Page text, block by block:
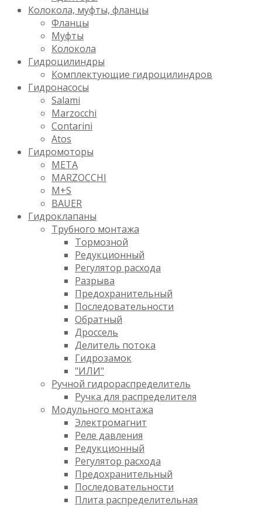
Колокола, муфты, фланцы
Фланцы
Муфты
Колокола
Гидроцилиндры
Комплектующие гидроцилиндров
Гидронасосы
Salami
Marzocchi
Contarini
Atos
Гидромоторы
META
MARZOCCHI
M+S
BAUER
Гидроклапаны
Трубного монтажа
Тормозной
Редукционный
Регулятор расхода
Разрыва
Предохранительный
Последовательности
Обратный
Дроссель
Делитель потока
Гидрозамок
"ИЛИ"
Ручной гидрораспределитель
Ручка для распределителя
Модульного монтажа
Электромагнит
Реле давления
Редукционный
Регулятор расхода
Предохранительный
Последовательности
Плита распределительная